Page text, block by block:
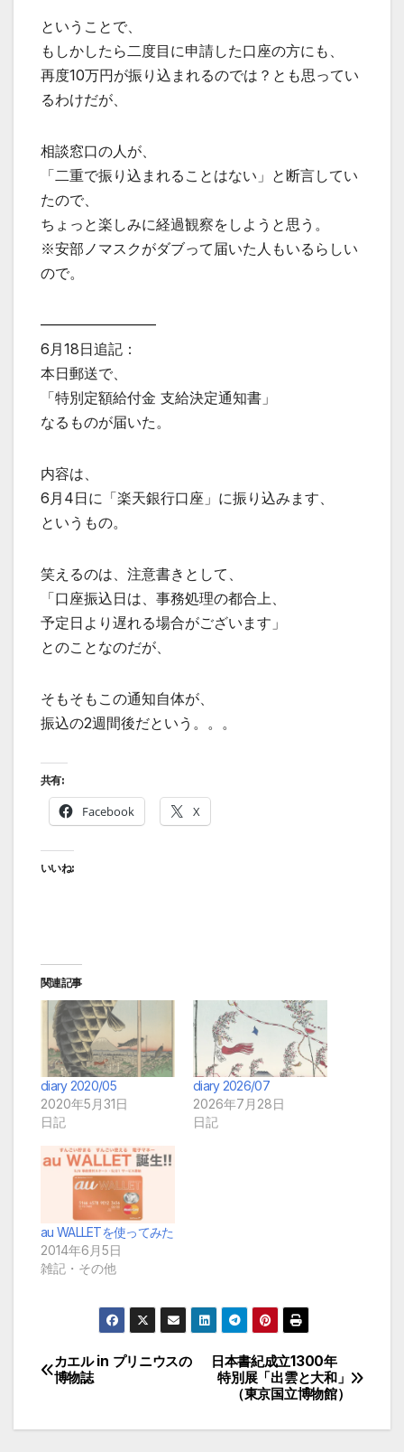
ということで、
もしかしたら二度目に申請した口座の方にも、
再度10万円が振り込まれるのでは？とも思ってい
るわけだが、
相談窓口の人が、
「二重で振り込まれることはない」と断言してい
たので、
ちょっと楽しみに経過観察をしようと思う。
※安部ノマスクがダブって届いた人もいるらしい
ので。
————————
6月18日追記：
本日郵送で、
「特別定額給付金 支給決定通知書」
なるものが届いた。
内容は、
6月4日に「楽天銀行口座」に振り込みます、
というもの。
笑えるのは、注意書きとして、
「口座振込日は、事務処理の都合上、
予定日より遅れる場合がございます」
とのことなのだが、
そもそもこの通知自体が、
振込の2週間後だという。。。
共有:
Facebook X
いいね:
関連記事
diary 2020/05
2020年5月31日
日記
diary 2026/07
2026年7月28日
日記
au WALLETを使ってみた
2014年6月5日
雑記・その他
投
日本書紀成立1300年
特別展「出雲と大和」
（東京国立博物館）
カエル in プリニウスの
博物誌